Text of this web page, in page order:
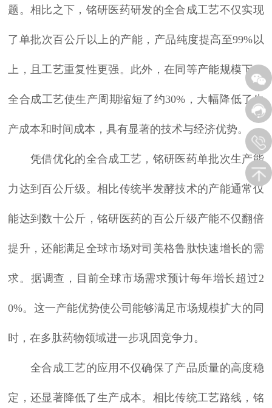
题。相比之下，铭研医药研发的全合成工艺不仅实现
了单批次百公斤以上的产能，产品纯度提高至99%以
上，且工艺重复性更强。此外，在同等产能规模下，
全合成工艺使生产周期缩短了约30%，大幅降低了生
产成本和时间成本，具有显著的技术与经济优势。
凭借优化的全合成工艺，铭研医药单批次生产能
力达到百公斤级。相比传统半发酵技术的产能通常仅
能达到数十公斤，铭研医药的百公斤级产能不仅翻倍
提升，还能满足全球市场对司美格鲁肽快速增长的需
求。据调查，目前全球市场需求预计每年增长超过2
0%。这一产能优势使公司能够满足市场规模扩大的同
时，在多肽药物领域进一步巩固竞争力。
全合成工艺的应用不仅确保了产品质量的高度稳
定，还显著降低了生产成本。相比传统工艺路线，铭